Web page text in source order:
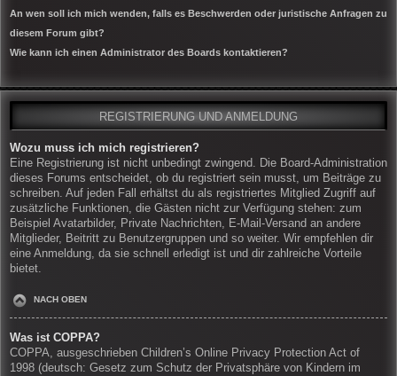
An wen soll ich mich wenden, falls es Beschwerden oder juristische Anfragen zu
diesem Forum gibt?
Wie kann ich einen Administrator des Boards kontaktieren?
REGISTRIERUNG UND ANMELDUNG
Wozu muss ich mich registrieren?
Eine Registrierung ist nicht unbedingt zwingend. Die Board-Administration
dieses Forums entscheidet, ob du registriert sein musst, um Beiträge zu
schreiben. Auf jeden Fall erhältst du als registriertes Mitglied Zugriff auf
zusätzliche Funktionen, die Gästen nicht zur Verfügung stehen: zum
Beispiel Avatarbilder, Private Nachrichten, E-Mail-Versand an andere
Mitglieder, Beitritt zu Benutzergruppen und so weiter. Wir empfehlen dir
eine Anmeldung, da sie schnell erledigt ist und dir zahlreiche Vorteile
bietet.
NACH OBEN
Was ist COPPA?
COPPA, ausgeschrieben Children’s Online Privacy Protection Act of
1998 (deutsch: Gesetz zum Schutz der Privatsphäre von Kindern im